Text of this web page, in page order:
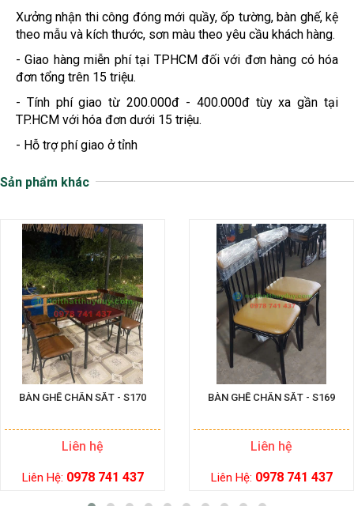
Xưởng nhận thi công đóng mới quầy, ốp tường, bàn ghế, kệ
theo mẫu và kích thước, sơn màu theo yêu cầu khách hàng.
- Giao hàng miễn phí tại TPHCM đối với đơn hàng có hóa
đơn tổng trên 15 triệu.
- Tính phí giao từ 200.000đ - 400.000đ tùy xa gần tại
TP.HCM với hóa đơn dưới 15 triệu.
- Hỗ trợ phí giao ở tỉnh
Sản phẩm khác
BÀN GHẾ CHÂN SẮT - S170
Liên hệ
Liên Hệ: 0978 741 437
BÀN GHẾ CHÂN SẮT - S169
Liên hệ
Liên Hệ: 0978 741 437